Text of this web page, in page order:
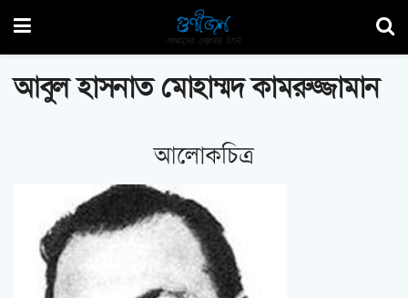
আবুল হাসনাত মোহাম্মদ কামরুজ্জামান
আলোকচিত্র